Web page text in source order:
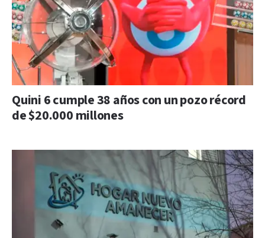
Quini 6 cumple 38 años con un pozo récord
de $20.000 millones